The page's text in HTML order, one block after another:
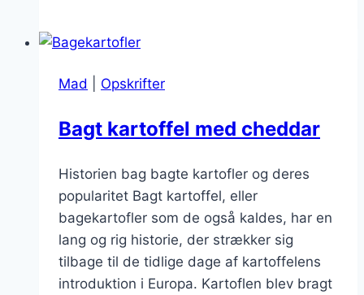
bagt
Mad
Opskrifter
Bagt kartoffel med cheddar
Historien bag bagte kartofler og deres
popularitet Bagt kartoffel, eller
bagekartofler som de også kaldes, har en
lang og rig historie, der strækker sig
tilbage til de tidlige dage af kartoffelens
introduktion i Europa. Kartoflen blev bragt